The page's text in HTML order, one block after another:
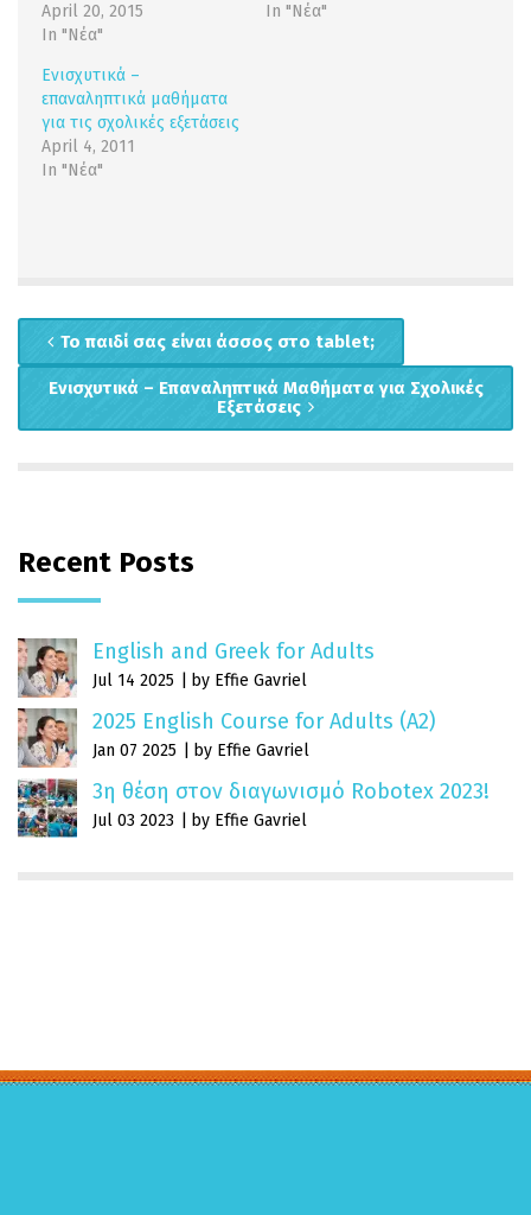
April 20, 2015
In "Νέα"
In "Νέα"
Ενισχυτικά –
επαναληπτικά μαθήματα
για τις σχολικές εξετάσεις
April 4, 2011
In "Νέα"
Το παιδί σας είναι άσσος στο tablet;
Ενισχυτικά – Επαναληπτικά Μαθήματα για Σχολικές
Εξετάσεις
Recent Posts
English and Greek for Adults
Jul 14 2025 by Effie Gavriel
2025 English Course for Adults (A2)
Jan 07 2025 by Effie Gavriel
3η θέση στον διαγωνισμό Robotex 2023!
Jul 03 2023 by Effie Gavriel